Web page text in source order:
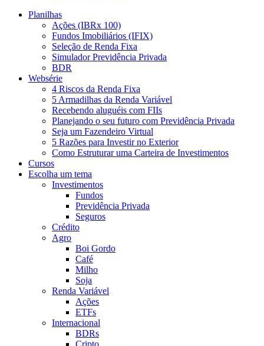
Planilhas
Ações (IBRx 100)
Fundos Imobiliários (IFIX)
Seleção de Renda Fixa
Simulador Previdência Privada
BDR
Websérie
4 Riscos da Renda Fixa
5 Armadilhas da Renda Variável
Recebendo aluguéis com FIIs
Planejando o seu futuro com Previdência Privada
Seja um Fazendeiro Virtual
5 Razões para Investir no Exterior
Como Estruturar uma Carteira de Investimentos
Cursos
Escolha um tema
Investimentos
Fundos
Previdência Privada
Seguros
Crédito
Agro
Boi Gordo
Café
Milho
Soja
Renda Variável
Ações
ETFs
Internacional
BDRs
Cripto